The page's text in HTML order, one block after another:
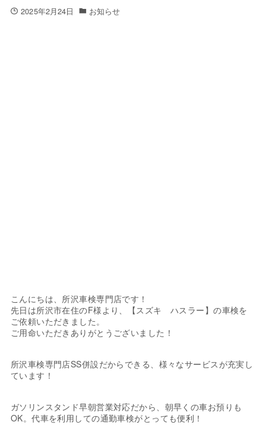
2025年2月24日 お知らせ
こんにちは、所沢車検専門店です！
先日は所沢市在住のF様より、【スズキ ハスラー】の車検を
ご依頼いただきました。
ご用命いただきありがとうございました！
所沢車検専門店SS併設だからできる、様々なサービスが充実し
ています！
ガソリンスタンド早朝営業対応だから、朝早くの車お預りも
OK。代車を利用しての通勤車検がとっても便利！